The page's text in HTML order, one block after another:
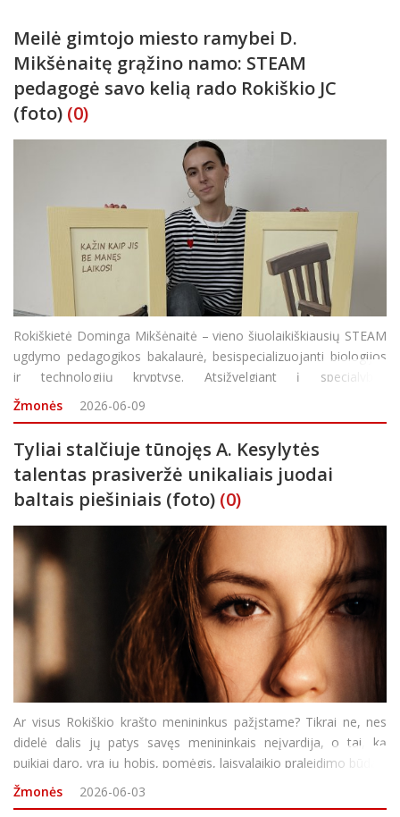
Meilė gimtojo miesto ramybei D.
Mikšėnaitę grąžino namo: STEAM
pedagogė savo kelią rado Rokiškio JC
(foto) (0)
Rokiškietė Dominga Mikšėnaitė – vieno šiuolaikiškiausių STEAM
ugdymo pedagogikos bakalaurė, besispecializuojanti biologijos
ir technologijų kryptyse. Atsižvelgiant į specialybės
šiuolaikiškumą ir faktą, kad įvairių disciplinų pedagogų itin
trūksta viso
Žmonės 2026-06-09
Tyliai stalčiuje tūnojęs A. Kesylytės
talentas prasiveržė unikaliais juodai
baltais piešiniais (foto) (0)
Ar visus Rokiškio krašto menininkus pažįstame? Tikrai ne, nes
didelė dalis jų patys savęs menininkais neįvardija, o tai, ką
puikiai daro, yra jų hobis, pomėgis, laisvalaikio praleidimo būdas.
Visgi kai talentą pamato kiti, kartais pavyksta įrodyti, kad
žmogus – meniškos si
Žmonės 2026-06-03